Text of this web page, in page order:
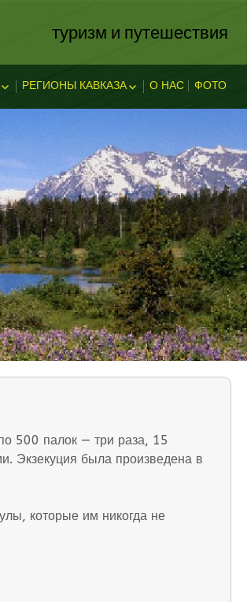
туризм и путешествия
МИНЕРАЛЬНЫЕ
РЕГИОНЫ КАВКАЗА
ЛЕГЕНДЫ АДЫГЕИ
ДАГЕСТАН
ИНГУШЕТИЯ
КУБАНЬ
КАБАРДИНО-БАЛКАРИЯ
КАРАЧАЕВО-ЧЕРКЕССИЯ
ОСЕТИЯ
О НАС ФОТО
500 палок — три раза, 15
Экзекуция была произведена в
которые им никогда не